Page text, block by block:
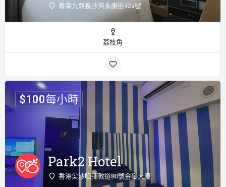
香港九龍長沙灣永康街42a號
荔枝角
Park2 Hotel
香港尖沙咀彌敦道80號金鑾大廈
$100每小時